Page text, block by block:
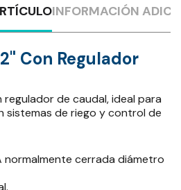
INFORMACIÓN
Con Regulador
de caudal, ideal para
sistemas de riego y control de
normalmente cerrada diámetro